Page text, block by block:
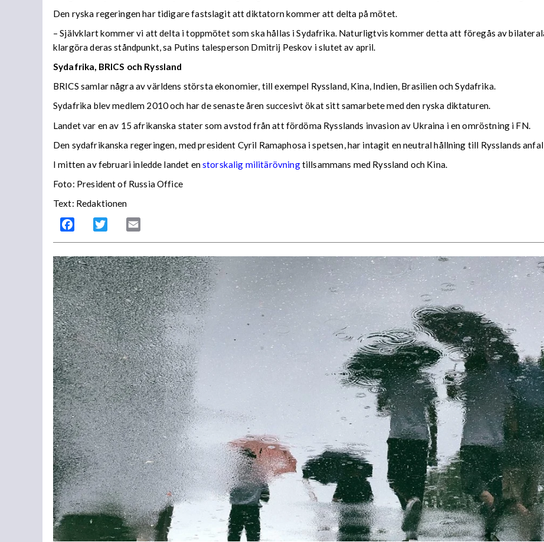
Den ryska regeringen har tidigare fastslagit att diktatorn kommer att delta på mötet.
– Självklart kommer vi att delta i toppmötet som ska hållas i Sydafrika. Naturligtvis kommer detta att föregås av
klargöra deras ståndpunkt, sa Putins talesperson Dmitrij Peskov i slutet av april.
Sydafrika, BRICS och Ryssland
BRICS samlar några av världens största ekonomier, till exempel Ryssland, Kina, Indien, Brasilien och Sydafrika.
Sydafrika blev medlem 2010 och har de senaste åren succesivt ökat sitt samarbete med den ryska diktaturen.
Landet var en av 15 afrikanska stater som avstod från att fördöma Rysslands invasion av Ukraina i en omröstning i FN.
Den sydafrikanska regeringen, med president Cyril Ramaphosa i spetsen, har intagit en neutral hållning till Rysslands
I mitten av februari inledde landet enstorskalig militärövningtillsammans med Ryssland och Kina.
Foto: President of Russia Office
Text: Redaktionen
Facebook Twitter